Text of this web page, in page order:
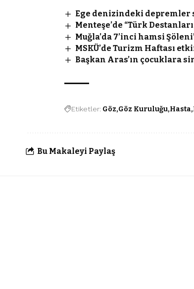
Ege denizindeki depremler
Menteşe’de “Türk
Muğla’da 7’inci hamsi
MSKÜ’de Turizm Haftası
Başkan Aras’ın çocuklara
Etiketler: Göz Göz Kuruluğu Hasta
Bu Makaleyi Paylaş